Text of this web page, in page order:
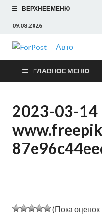
ВЕРХНЕЕ МЕНЮ
09.08.2026
ГЛАВНОЕ МЕНЮ
2023-03-14
(Пока оценок